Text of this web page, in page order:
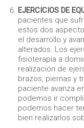
EJERCICIOS DE
pacientes que
estos dos
el desarrollo y
alterados. Los
fisioterapia a
realización de
brazos, piernas y
paciente avanza
podemos ir
podemos hacer
bien realizarlos